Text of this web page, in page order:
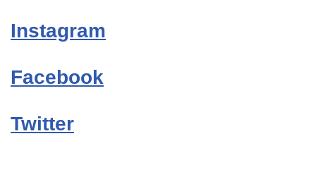
Instagram
Facebook
Twitter